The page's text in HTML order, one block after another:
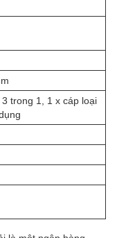
trong 1, 1 x cáp loại